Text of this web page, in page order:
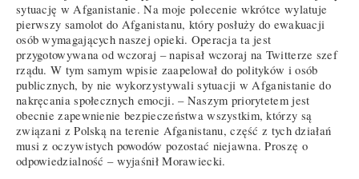
sytuację w Afganistanie. Na moje polecenie wkrótce wylatuje
pierwszy samolot do Afganistanu, który posłuży do ewakuacji
osób wymagających naszej opieki. Operacja ta jest
przygotowywana od wczoraj – napisał wczoraj na Twitterze szef
rządu. W tym samym wpisie zaapelował do polityków i osób
publicznych, by nie wykorzystywali sytuacji w Afganistanie do
nakręcania społecznych emocji. – Naszym priorytetem jest
obecnie zapewnienie bezpieczeństwa wszystkim, którzy są
związani z Polską na terenie Afganistanu, część z tych działań
musi z oczywistych powodów pozostać niejawna. Proszę o
odpowiedzialność – wyjaśnił Morawiecki.